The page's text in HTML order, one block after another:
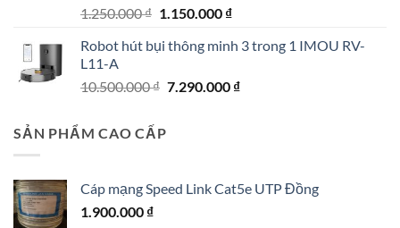
1.250.000₫ Giá
là:
1.150.000 ₫Giá
tại
1.150.000 ₫.
Robot hút bụi thông minh 3 trong 1 IMOU RV-
L11-A
10.500.000₫ Giá
7.290.000 ₫Giá
SẢN PHẨM CAO CẤP
Cáp mạng Speed Link Cat5e UTP Đồng
1.900.000 ₫